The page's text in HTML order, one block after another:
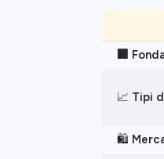
🏢
📈 Tipi
🛍️